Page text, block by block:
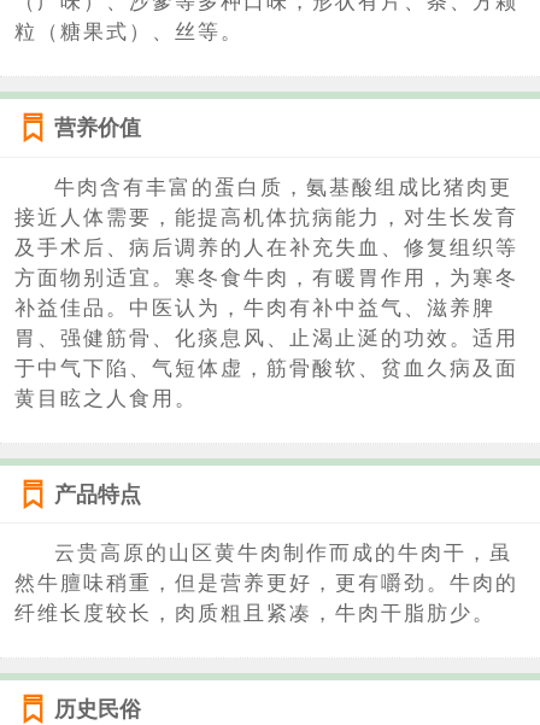
粒（糖果式）、丝等。
营养价值
牛肉含有丰富的蛋白质，氨基酸组成比猪肉更
接近人体需要，能提高机体抗病能力，对生长发育
及手术后、病后调养的人在补充失血、修复组织等
方面物别适宜。寒冬食牛肉，有暖胃作用，为寒冬
补益佳品。中医认为，牛肉有补中益气、滋养脾
胃、强健筋骨、化痰息风、止渴止涎的功效。适用
于中气下陷、气短体虚，筋骨酸软、贫血久病及面
黄目眩之人食用。
产品特点
云贵高原的山区黄牛肉制作而成的牛肉干，虽
然牛膻味稍重，但是营养更好，更有嚼劲。牛肉的
纤维长度较长，肉质粗且紧凑，牛肉干脂肪少。
历史民俗